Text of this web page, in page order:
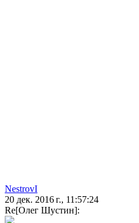
NestrovI
20 дек. 2016 г., 11:57:24
Re[Олег Шустин]: